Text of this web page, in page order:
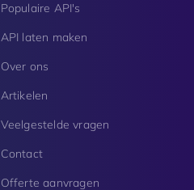
Populaire API's
API laten maken
Over ons
Artikelen
Veelgestelde vragen
Contact
Offerte aanvragen